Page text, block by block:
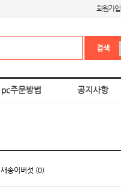
회원가입
pc주문방법 공지사항
새송이버섯 (0)